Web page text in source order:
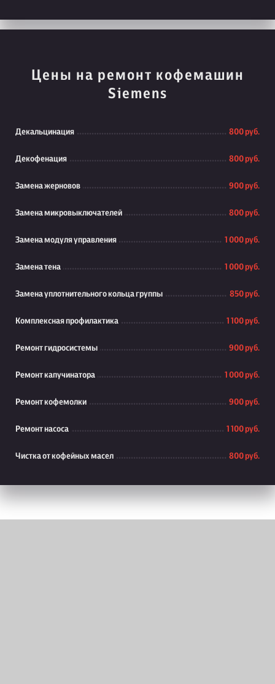
Цены на ремонт кофемашин
Siemens
Декальцинация 800 руб.
Декофенация 800 руб.
Замена жерновов 900 руб.
Замена микровыключателей 800 руб.
Замена модуля управления 1 000 руб.
Замена тена 1 000 руб.
Замена уплотнительного кольца группы 850 руб.
Комплексная профилактика 1 100 руб.
Ремонт гидросистемы 900 руб.
Ремонт капучинатора 1 000 руб.
Ремонт кофемолки 900 руб.
Ремонт насоса 1 100 руб.
Чистка от кофейных масел 800 руб.